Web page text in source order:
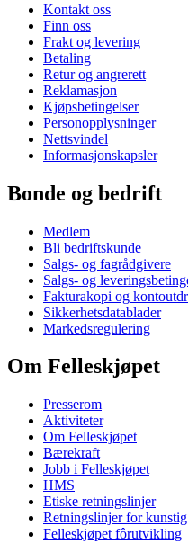
Kontakt oss
Finn oss
Frakt og levering
Betaling
Retur og angrerett
Reklamasjon
Kjøpsbetingelser
Personopplysninger
Nettsvindel
Informasjonskapsler
Bonde og bedrift
Medlem
Bli bedriftskunde
Salgs- og fagrådgivere
Salgs- og
Fakturakopi og
Sikkerhetsdatablader
Markedsregulering
Om Felleskjøpet
Presserom
Aktiviteter
Om Felleskjøpet
Bærekraft
Jobb i Felleskjøpet
HMS
Etiske retningslinjer
Retningslinjer for
Felleskjøpet fôrutvikling